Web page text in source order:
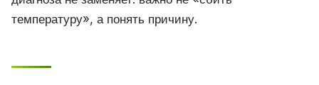
температуру», а понять причину.